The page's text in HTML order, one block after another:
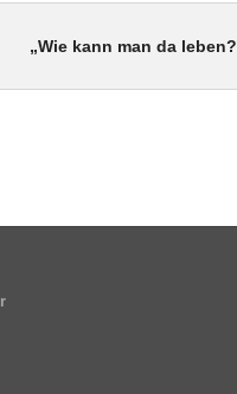
„Wie kann man da